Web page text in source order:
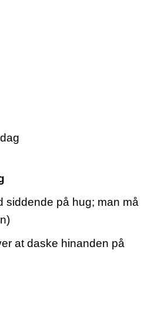
siddende på hug; man må
at daske hinanden på